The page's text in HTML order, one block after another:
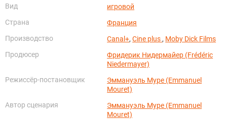
Вид
игровой
Страна
Франция
Производство
Canal+,Cine plus , Moby Dick Films
Продюсер
Фридерик Нидермайер (Frédéric
Niedermayer)
Режиссёр-постановщик
Эммануэль Муре (Emmanuel
Mouret)
Автор сценария
Эммануэль Муре (Emmanuel
Mouret)